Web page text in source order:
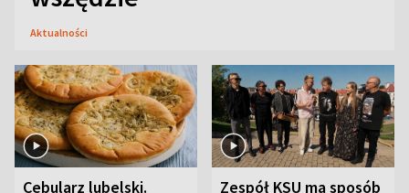
Aktualności
Cebularz lubelski.
Zespół KSU ma sposób